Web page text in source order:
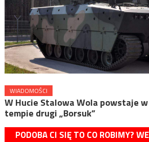
WIADOMOŚCI
W Hucie Stalowa Wola powstaje
tempie drugi „Borsuk”
PODOBA CI SIĘ TO CO ROBIMY?